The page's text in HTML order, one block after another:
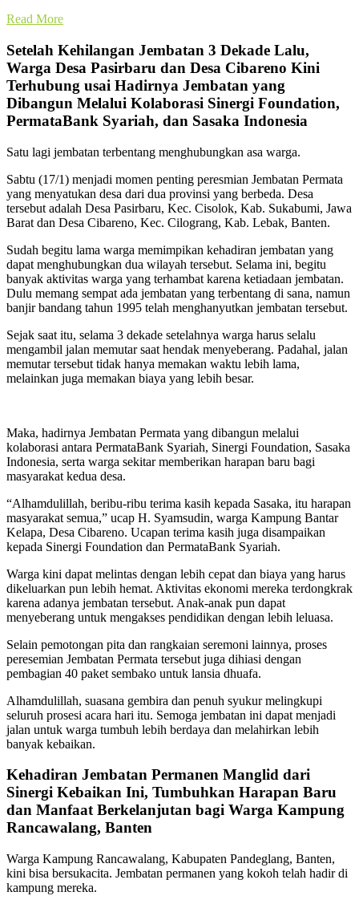
Read More
Setelah Kehilangan Jembatan 3 Dekade Lalu,
Warga Desa Pasirbaru dan Desa Cibareno Kini
Terhubung usai Hadirnya Jembatan yang
Dibangun Melalui Kolaborasi Sinergi Foundation,
PermataBank Syariah, dan Sasaka Indonesia
Satu lagi jembatan terbentang menghubungkan asa warga.
Sabtu (17/1) menjadi momen penting peresmian Jembatan Permata
yang menyatukan desa dari dua provinsi yang berbeda. Desa
tersebut adalah Desa Pasirbaru, Kec. Cisolok, Kab. Sukabumi, Jawa
Barat dan Desa Cibareno, Kec. Cilograng, Kab. Lebak, Banten.
Sudah begitu lama warga memimpikan kehadiran jembatan yang
dapat menghubungkan dua wilayah tersebut. Selama ini, begitu
banyak aktivitas warga yang terhambat karena ketiadaan jembatan.
Dulu memang sempat ada jembatan yang terbentang di sana, namun
banjir bandang tahun 1995 telah menghanyutkan jembatan tersebut.
Sejak saat itu, selama 3 dekade setelahnya warga harus selalu
mengambil jalan memutar saat hendak menyeberang. Padahal, jalan
memutar tersebut tidak hanya memakan waktu lebih lama,
melainkan juga memakan biaya yang lebih besar.
Maka, hadirnya Jembatan Permata yang dibangun melalui
kolaborasi antara PermataBank Syariah, Sinergi Foundation, Sasaka
Indonesia, serta warga sekitar memberikan harapan baru bagi
masyarakat kedua desa.
“Alhamdulillah, beribu-ribu terima kasih kepada Sasaka, itu harapan
masyarakat semua,” ucap H. Syamsudin, warga Kampung Bantar
Kelapa, Desa Cibareno. Ucapan terima kasih juga disampaikan
kepada Sinergi Foundation dan PermataBank Syariah.
Warga kini dapat melintas dengan lebih cepat dan biaya yang harus
dikeluarkan pun lebih hemat. Aktivitas ekonomi mereka terdongkrak
karena adanya jembatan tersebut. Anak-anak pun dapat
menyeberang untuk mengakses pendidikan dengan lebih leluasa.
Selain pemotongan pita dan rangkaian seremoni lainnya, proses
peresemian Jembatan Permata tersebut juga dihiasi dengan
pembagian 40 paket sembako untuk lansia dhuafa.
Alhamdulillah, suasana gembira dan penuh syukur melingkupi
seluruh prosesi acara hari itu. Semoga jembatan ini dapat menjadi
jalan untuk warga tumbuh lebih berdaya dan melahirkan lebih
banyak kebaikan.
Kehadiran Jembatan Permanen Manglid dari
Sinergi Kebaikan Ini, Tumbuhkan Harapan Baru
dan Manfaat Berkelanjutan bagi Warga Kampung
Rancawalang, Banten
Warga Kampung Rancawalang, Kabupaten Pandeglang, Banten,
kini bisa bersukacita. Jembatan permanen yang kokoh telah hadir di
kampung mereka.